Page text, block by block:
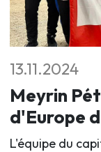
13.11.2024
Meyrin
d'Europe
L'équipe du